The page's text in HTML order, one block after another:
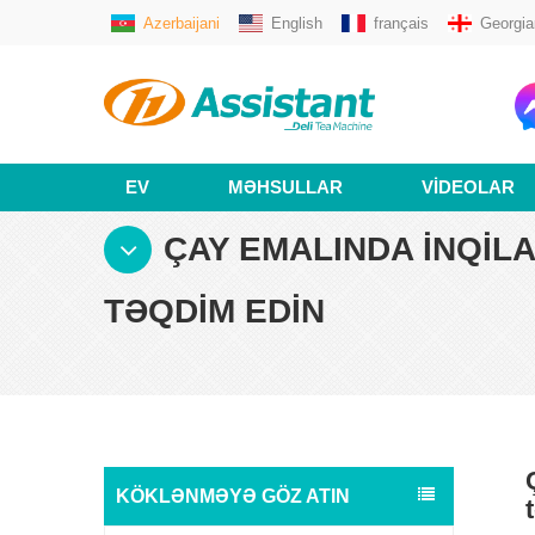
Azerbaijani English français
EV MƏHSULLAR VIDEOLAR
ÇAY EMALINDA
TƏQDIM EDIN
KÖKLƏNMƏYƏ GÖZ ATIN